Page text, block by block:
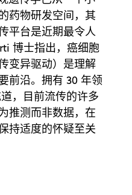
药物研发空间，其
平台是近期最令人
博士指出，癌细胞
变异驱动）是理解
前沿。拥有 30 年领
，目前流传的许多
推测而非数据，在
持适度的怀疑至关